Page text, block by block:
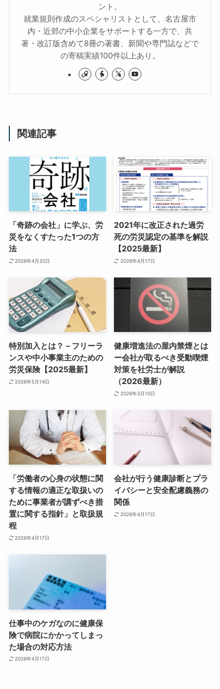
ント。
就業規則作成のスペシャリストとして、名古屋市
内・近郊の中小企業をサポートする一方で、共
著・改訂版含めて8冊の著書、新聞や専門誌などで
の寄稿実績100件以上あり。
関連記事
「奇跡の会社」に学ぶ、労
災をなくすたった1つの方
法
2026年4月20日
2021年に改正された過労
死の労災認定の基準を解説
【2025最新】
2026年4月17日
特別加入とは？－フリーラ
ンスや中小事業主のための
労災保険【2025最新】
2026年5月14日
健康増進法の屋内禁煙とは
ー会社が取るべき受動喫煙
対策を社労士が解説
（2026最新）
2026年3月10日
「労働者の心身の状態に関
する情報の適正な取扱いの
ために事業者が講ずべき措
置に関する指針」と取扱規
程
2026年4月17日
会社が行う健康診断とプラ
イバシーと安全配慮義務の
関係
2026年4月17日
仕事中のケガなのに健康保
険で病院にかかってしまっ
た場合の対応方法
2026年4月17日